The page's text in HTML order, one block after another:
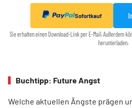
Sofortkauf
Sie erhalten einen Download-Link per E-Mail. Außerdem
herunterladen.
Buchtipp: Future Angst
Welche aktuellen Ängste prägen